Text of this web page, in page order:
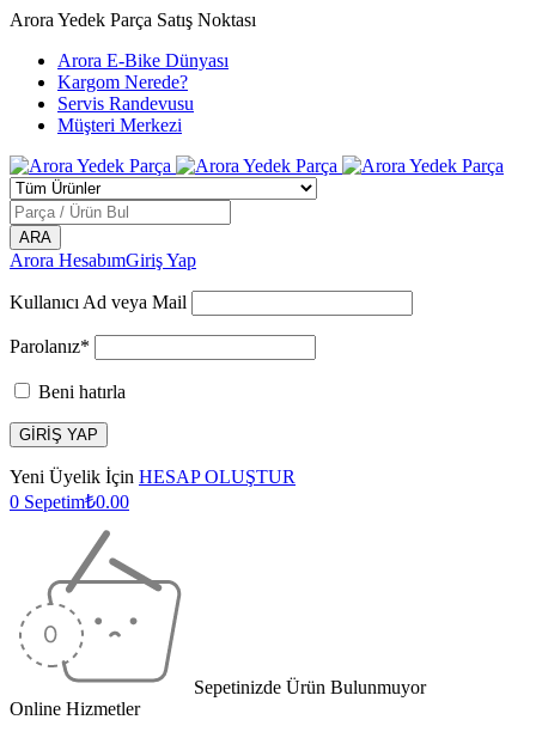
Arora Yedek Parça Satış Noktası
Arora E-Bike Dünyası
Kargom Nerede?
Servis Randevusu
Müşteri Merkezi
Arora HesabımGiriş Yap
Kullanıcı Ad veya Mail
Parolanız*
Beni hatırla
Yeni Üyelik İçin HESAP OLUŞTUR
0 Sepetim₺0.00
Sepetinizde Ürün Bulunmuyor
Online Hizmetler